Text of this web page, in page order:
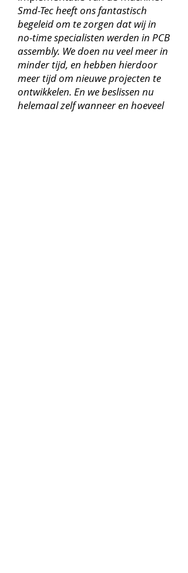
Smd-Tec heeft ons fantastisch
begeleid om te zorgen dat wij in
no-time specialisten werden in PCB
assembly. We doen nu veel meer in
minder tijd, en hebben hierdoor
meer tijd om nieuwe projecten te
ontwikkelen. En we beslissen nu
helemaal zelf wanneer en hoeveel